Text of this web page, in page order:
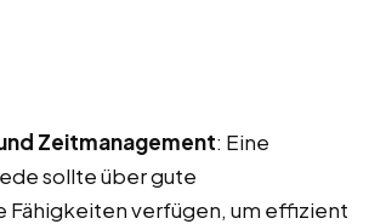
Zeitmanagement: Eine
sollte über gute
Fähigkeiten verfügen, um effizient